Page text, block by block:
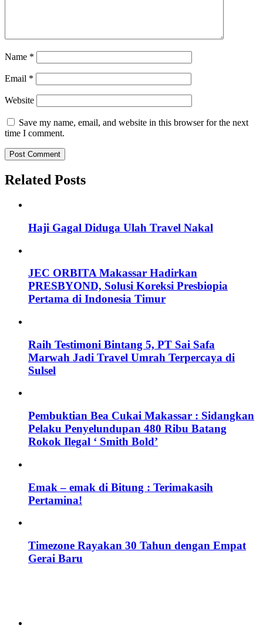
Name *
Email *
Website
Save my name, email, and website in this browser for the next
time I comment.
Related Posts
Haji Gagal Diduga Ulah Travel Nakal
JEC ORBITA Makassar Hadirkan
PRESBYOND, Solusi Koreksi Presbiopia
Pertama di Indonesia Timur
Raih Testimoni Bintang 5, PT Sai Safa
Marwah Jadi Travel Umrah Terpercaya di
Sulsel
Pembuktian Bea Cukai Makassar : Sidangkan
Pelaku Penyelundupan 480 Ribu Batang
Rokok Ilegal ‘ Smith Bold’
Emak – emak di Bitung : Terimakasih
Pertamina!
Timezone Rayakan 30 Tahun dengan Empat
Gerai Baru